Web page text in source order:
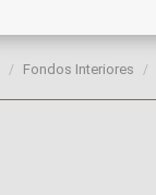
Fondos Interiores